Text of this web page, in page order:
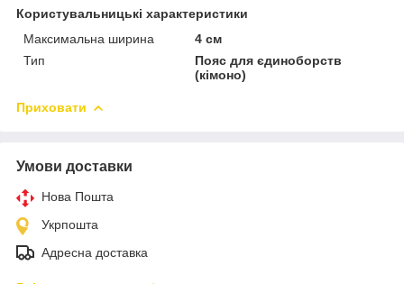
Користувальницькі характеристики
Максимальна ширина
4 см
Тип
Пояс для єдиноборств
(кімоно)
Приховати
Умови доставки
Нова Пошта
Укрпошта
Адресна доставка